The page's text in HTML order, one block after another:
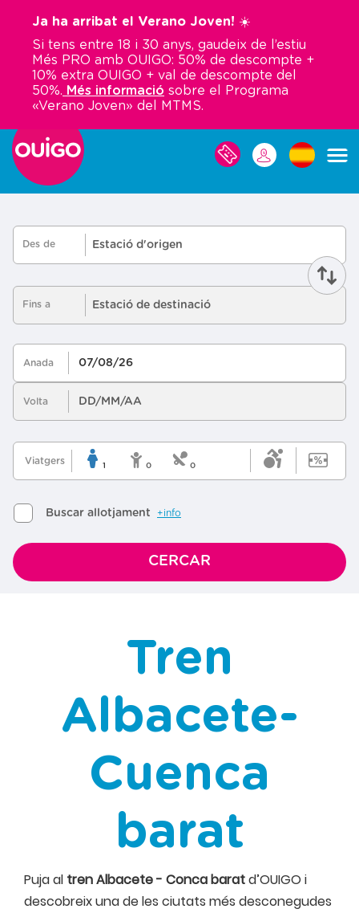
contingut
Ja ha arribat el Verano Joven! ☀️
Si tens entre 18 i 30 anys, gaudeix de l’estiu
Més PRO amb OUIGO: 50% de descompte +
10% extra OUIGO + val de descompte del
50%. Més informació sobre el Programa
«Verano Joven» del MTMS.
LES
MEVES
Tren
Albacete-
Cuenca
barat
Puja al tren Albacete - Conca baratd’OUIGO i
descobreix una de les ciutats més desconegudes